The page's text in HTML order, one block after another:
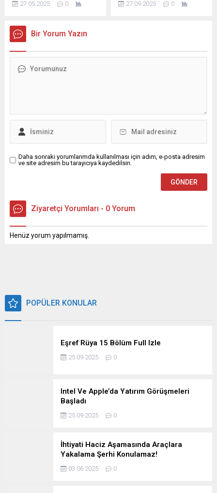
birlikte bankalar da mevduat
gitti. Mevduat faizleri yüzde
50'nin üzerine çıkarak dikkat
kazandı.
27.05.2025 0
Ekonomi Haberleri
27.09.2025 0
Bir Yorum Yazın
Daha sonraki yorumlarımda kullanılması için adım, e-posta adresim
ve site adresim bu tarayıcıya kaydedilsin.
Ziyaretçi Yorumları - 0 Yorum
Henüz yorum yapılmamış.
POPÜLER KONULAR
Eşref Rüya 15 Bölüm Full Izle
25.09.2025 0
Intel Ve Apple’da Yatırım Görüşmeleri
Başladı
25.09.2025 0
İhtiyati Haciz Aşamasında Araçlara
Yakalama Şerhi Konulamaz!
03.06.2025 0